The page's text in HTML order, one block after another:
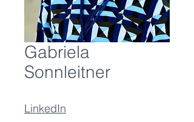
Gabriela
Sonnleitner
LinkedIn